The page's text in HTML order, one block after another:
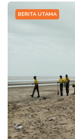
BERITA UTAMA